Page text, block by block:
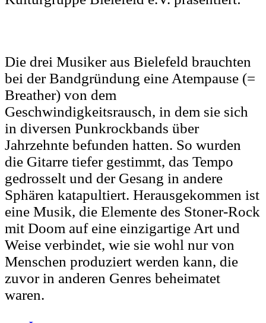
Die drei Musiker aus Bielefeld brauchten
bei der Bandgründung eine Atempause (=
Breather) von dem
Geschwindigkeitsrausch, in dem sie sich
in diversen Punkrockbands über
Jahrzehnte befunden hatten. So wurden
die Gitarre tiefer gestimmt, das Tempo
gedrosselt und der Gesang in andere
Sphären katapultiert. Herausgekommen ist
eine Musik, die Elemente des Stoner-Rock
mit Doom auf eine einzigartige Art und
Weise verbindet, wie sie wohl nur von
Menschen produziert werden kann, die
zuvor in anderen Genres beheimatet
waren.